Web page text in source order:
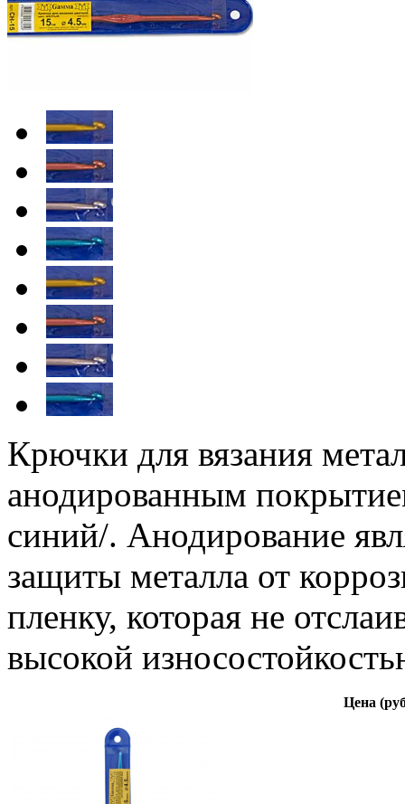
Крючки для вязания
анодированным
синий/. Анодирование
защиты металла от
пленку, которая не
высокой
Цена